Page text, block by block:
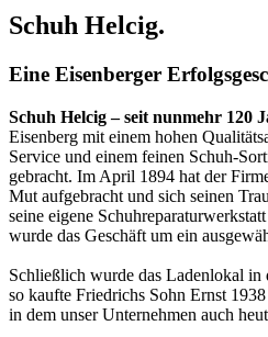
Schuh Helcig.
Eine Eisenberger
Schuh Helcig – seit nunmehr 120
Eisenberg mit einem hohen
Service und einem feinen Schuh-
gebracht. Im April 1894 hat der
Mut aufgebracht und sich seinen
seine eigene
wurde das Geschäft um ein
Schließlich wurde das Ladenlokal in
so kaufte Friedrichs Sohn Ernst
in dem unser Unternehmen auch